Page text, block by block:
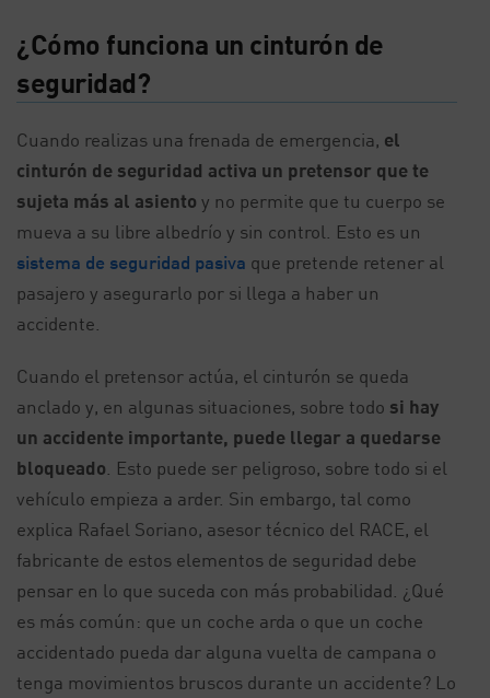
¿Cómo funciona un cinturón de
seguridad?
Cuando realizas una frenada de emergencia, el
cinturón de seguridad activa un pretensor que te
sujeta más al asiento y no permite que tu cuerpo se
mueva a su libre albedrío y sin control. Esto es un
sistema de seguridad pasiva que pretende retener al
pasajero y asegurarlo por si llega a haber un
accidente.
Cuando el pretensor actúa, el cinturón se queda
anclado y, en algunas situaciones, sobre todo si hay
un accidente importante, puede llegar a quedarse
bloqueado . Esto puede ser peligroso, sobre todo si el
vehículo empieza a arder. Sin embargo, tal como
explica Rafael Soriano, asesor técnico del RACE, el
fabricante de estos elementos de seguridad debe
pensar en lo que suceda con más probabilidad. ¿Qué
es más común: que un coche arda o que un coche
accidentado pueda dar alguna vuelta de campana o
tenga movimientos bruscos durante un accidente? Lo